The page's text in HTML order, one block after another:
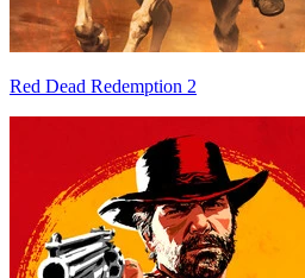
Red Dead Redemption 2